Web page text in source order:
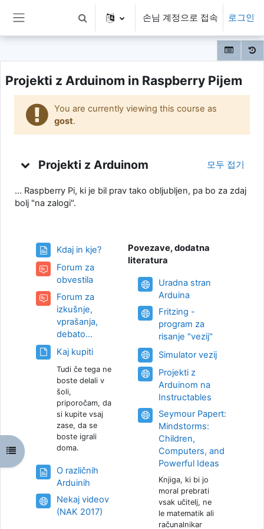
검색 입력 전환 손님 계정으로 접속 로그인
강의 목차 열기
Projekti z Arduinom in Raspberry Pijem
You are currently viewing this course as
gost.
Projekti z Arduinom 모두 접기
... Raspberry Pi, ki je bil prav tako obljubljen, pa bo za zdaj
bolj "na zalogi".
Kdaj in kje?웹페이지
Forum za
obvestila포럼
Forum za
izkušnje,
vprašanja,
debato...
Kaj kupiti파일
Tudi če tega ne
boste delali v
šoli,
priporočam, da
si kupite vsaj
zase, da se
boste igrali
doma.
O različnih
Arduinih
Nekaj videov
(NAK 2017)
Povezave, dodatna
literatura
Uradna stran
ArduinaURL
Fritzing -
program za
risanje "vezij"
Simulator vezijURL
Projekti z
Arduinom na
Instructables
Seymour Papert:
Mindstorms:
Children,
Computers, and
Powerful Ideas
Knjiga, ki bi jo
moral prebrati
vsak učitelj, ne
le matematik ali
računalnikar